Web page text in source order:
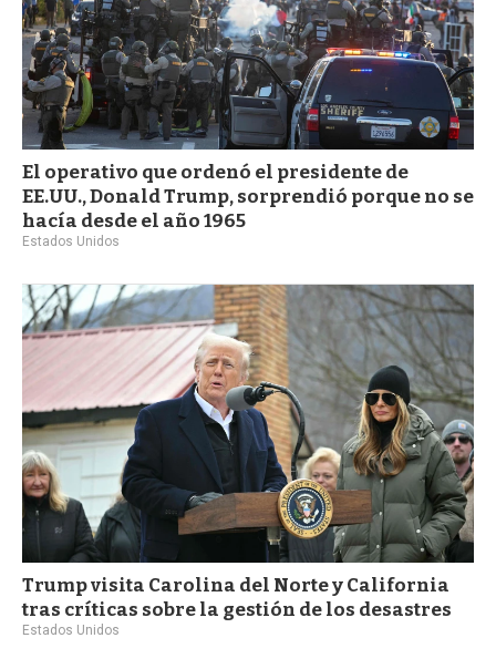
El operativo que ordenó el presidente de
EE.UU., Donald Trump, sorprendió porque no se
hacía desde el año 1965
Estados Unidos
Trump visita Carolina del Norte y California
tras críticas sobre la gestión de los desastres
Estados Unidos